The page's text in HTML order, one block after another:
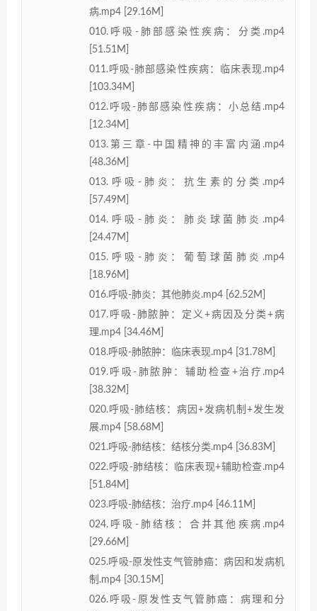
病.mp4 [29.16M]
010.呼吸-肺部感染性疾病：分类.mp4
[51.51M]
011.呼吸-肺部感染性疾病：临床表现.mp4
[103.34M]
012.呼吸-肺部感染性疾病：小总结.mp4
[12.34M]
013.第三章-中国精神的丰富内涵.mp4
[48.36M]
013.呼吸-肺炎：抗生素的分类.mp4
[57.49M]
014.呼吸-肺炎：肺炎球菌肺炎.mp4
[24.47M]
015.呼吸-肺炎：葡萄球菌肺炎.mp4
[18.96M]
016.呼吸-肺炎：其他肺炎.mp4 [62.52M]
017.呼吸-肺脓肿：定义+病因及分类+病
理.mp4 [34.46M]
018.呼吸-肺脓肿：临床表现.mp4 [31.78M]
019.呼吸-肺脓肿：辅助检查+治疗.mp4
[38.32M]
020.呼吸-肺结核：病因+发病机制+发生发
展.mp4 [58.68M]
021.呼吸-肺结核：结核分类.mp4 [36.83M]
022.呼吸-肺结核：临床表现+辅助检查.mp4
[51.84M]
023.呼吸-肺结核：治疗.mp4 [46.11M]
024.呼吸-肺结核：合并其他疾病.mp4
[29.66M]
025.呼吸-原发性支气管肺癌：病因和发病机
制.mp4 [30.15M]
026.呼吸-原发性支气管肺癌：病理和分